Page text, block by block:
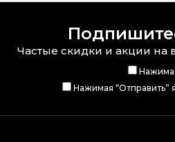
Частые скидки и акции на
Нажимая “Отправить”